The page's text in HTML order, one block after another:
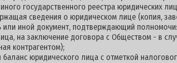
государственного реестра юридических
сведения о юридическом лице (копия,
или иной документ, подтверждающий
на заключение договора с Обществом - в
контрагентом);
баланс юридического лица с отметкой